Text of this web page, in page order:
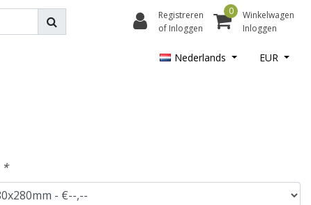
Registreren
of Inloggen
0
Winkelwagen
Inloggen
Nederlands EUR
*